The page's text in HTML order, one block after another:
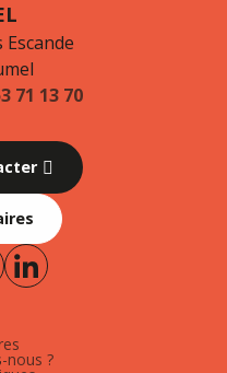
Escande
71 13 70
nous ?